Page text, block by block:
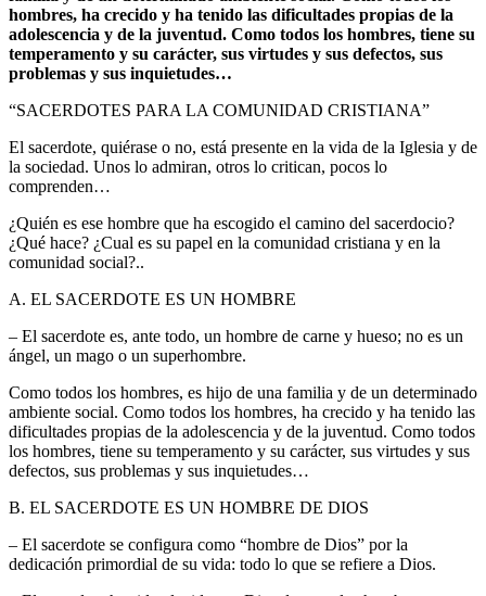
hombres, ha crecido y ha tenido las dificultades propias de la
adolescencia y de la juventud. Como todos los hombres, tiene su
temperamento y su carácter, sus virtudes y sus defectos, sus
problemas y sus inquietudes…
“SACERDOTES PARA LA COMUNIDAD CRISTIANA”
El sacerdote, quiérase o no, está presente en la vida de la Iglesia y de
la sociedad. Unos lo admiran, otros lo critican, pocos lo
comprenden…
¿Quién es ese hombre que ha escogido el camino del sacerdocio?
¿Qué hace? ¿Cual es su papel en la comunidad cristiana y en la
comunidad social?..
A. EL SACERDOTE ES UN HOMBRE
– El sacerdote es, ante todo, un hombre de carne y hueso; no es un
ángel, un mago o un superhombre.
Como todos los hombres, es hijo de una familia y de un determinado
ambiente social. Como todos los hombres, ha crecido y ha tenido las
dificultades propias de la adolescencia y de la juventud. Como todos
los hombres, tiene su temperamento y su carácter, sus virtudes y sus
defectos, sus problemas y sus inquietudes…
B. EL SACERDOTE ES UN HOMBRE DE DIOS
– El sacerdote se configura como “hombre de Dios” por la
dedicación primordial de su vida: todo lo que se refiere a Dios.